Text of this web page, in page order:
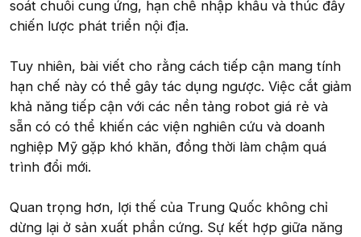
soát chuỗi cung ứng, hạn chế nhập khẩu và thúc đẩy
chiến lược phát triển nội địa.
Tuy nhiên, bài viết cho rằng cách tiếp cận mang tính
hạn chế này có thể gây tác dụng ngược. Việc cắt giảm
khả năng tiếp cận với các nền tảng robot giá rẻ và
sẵn có có thể khiến các viện nghiên cứu và doanh
nghiệp Mỹ gặp khó khăn, đồng thời làm chậm quá
trình đổi mới.
Quan trọng hơn, lợi thế của Trung Quốc không chỉ
dừng lại ở sản xuất phần cứng. Sự kết hợp giữa năng